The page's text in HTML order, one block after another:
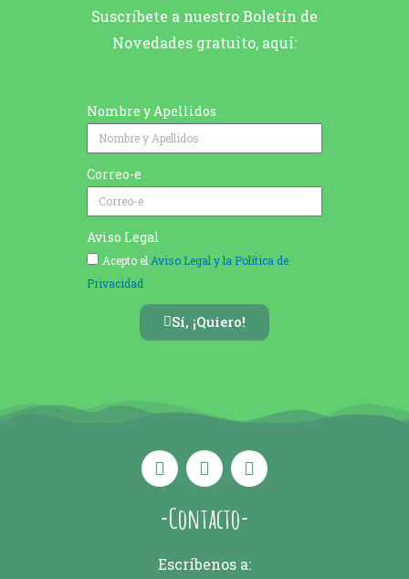
Suscríbete a nuestro Boletín de
Novedades gratuito, aquí:
Nombre y Apellidos
Correo-e
Aviso Legal
Acepto el Aviso Legal y la Política de
Privacidad
Sí, ¡Quiero!
-Contacto-
Escríbenos a: